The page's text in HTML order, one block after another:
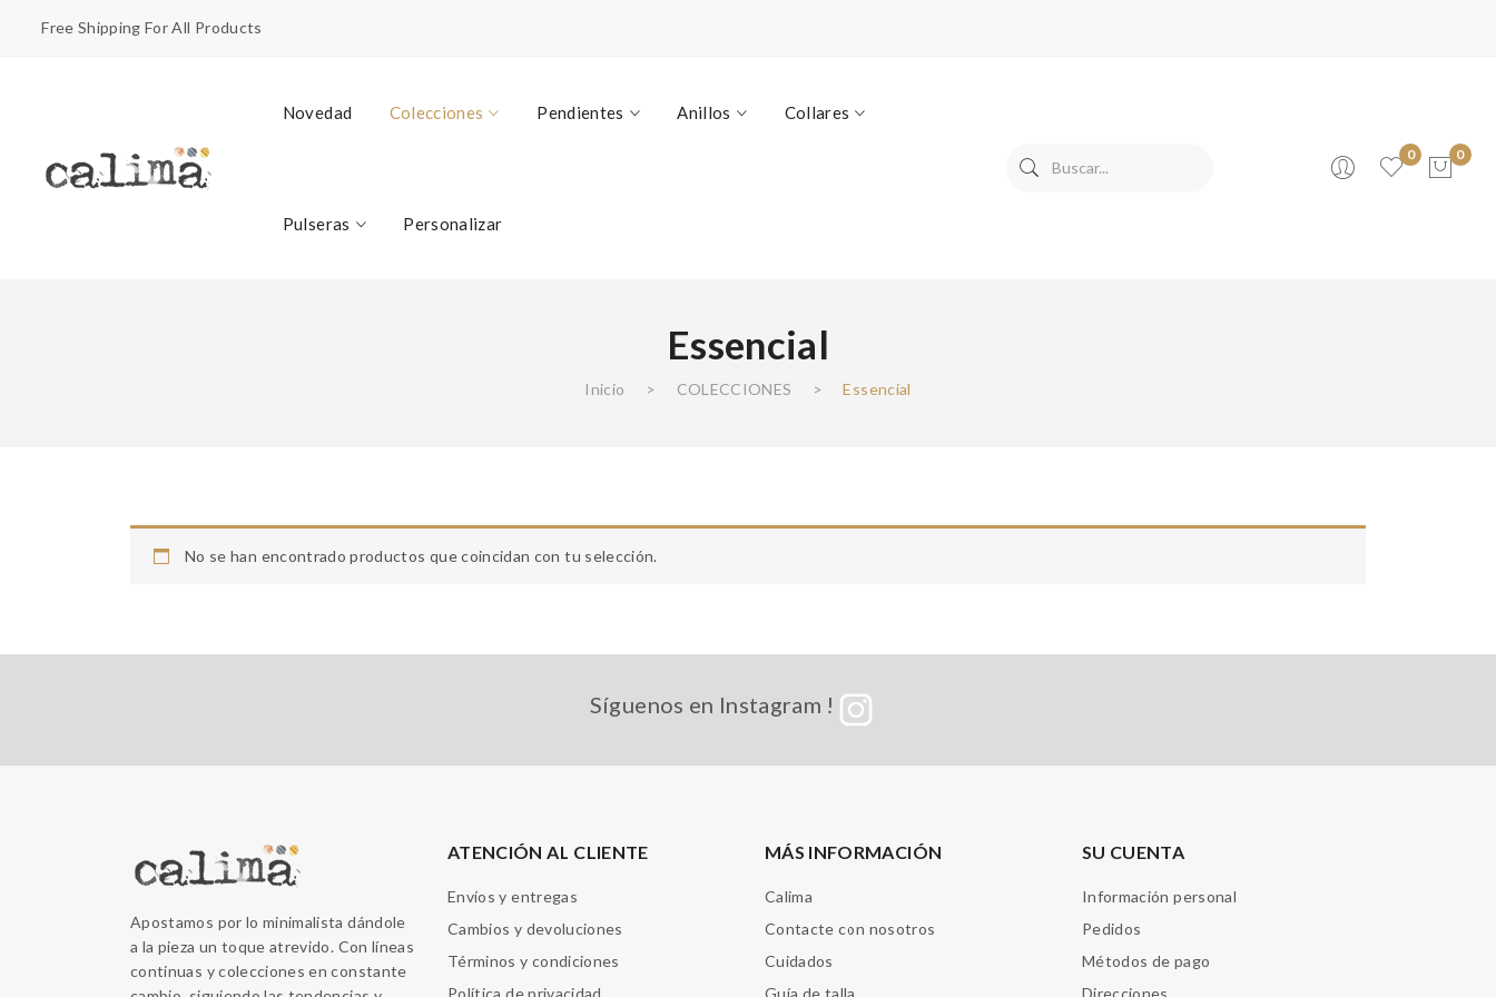
Free Shipping For All Products
Novedad Colecciones Pendientes Anillos Collares
Pulseras Personalizar
0
0
Essencial
Inicio > COLECCIONES > Essencial
No se han encontrado productos que coincidan con tu selección.
Síguenos en Instagram !
Apostamos por lo minimalista dándole
a la pieza un toque atrevido. Con líneas
continuas y colecciones en constante
ATENCIÓN AL CLIENTE
Envíos y entregas
Cambios y devoluciones
Términos y condiciones
Política de privacidad
MÁS INFORMACIÓN
Calima
Contacte con nosotros
Cuidados
Guía de talla
SU CUENTA
Información personal
Pedidos
Métodos de pago
Direcciones